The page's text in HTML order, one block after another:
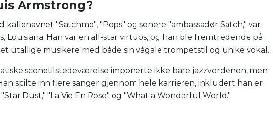
Armstrong?
kallenavnet "Satchmo", "Pops" og senere "ambassadør Satch," var
Louisiana. Han var en all-star virtuos, og han ble fremtredende på
utallige musikere med både sin vågale trompetstil og unike vokal..
scenetilstedeværelse imponerte ikke bare jazzverdenen, men
spilte inn flere sanger gjennom hele karrieren, inkludert han er
Dust," "La Vie En Rose" og "What a Wonderful World."